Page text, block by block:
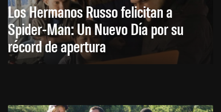
Los Hermanos Russo felicitan a
Spider-Man: Un Nuevo Día por su
récord de apertura